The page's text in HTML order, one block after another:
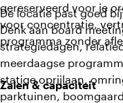
gereserveerd voor je
voor concentratie,
programma zonder
De locatie past goed
Denk aan board
strategiedagen,
meerdaagse
statige oprijlaan,
parktuinen,
Zalen & capaciteit